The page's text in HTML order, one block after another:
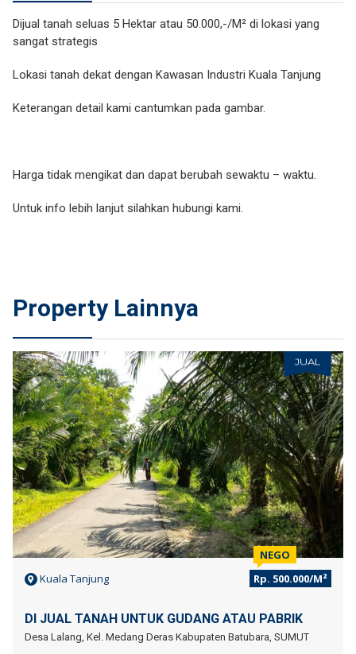
Dijual tanah seluas 5 Hektar atau 50.000,-/M² di lokasi yang
sangat strategis
Lokasi tanah dekat dengan Kawasan Industri Kuala Tanjung
Keterangan detail kami cantumkan pada gambar.
Harga tidak mengikat dan dapat berubah sewaktu – waktu.
Untuk info lebih lanjut silahkan hubungi kami.
Property Lainnya
JUAL
Kuala Tanjung Rp. 500.000/M²
NEGO
DI JUAL TANAH UNTUK GUDANG ATAU PABRIK
Desa Lalang, Kel. Medang Deras Kabupaten Batubara, SUMUT